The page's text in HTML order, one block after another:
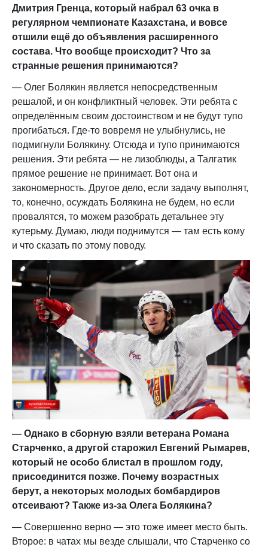
Дмитрия Гренца, который набрал 63 очка в
регулярном чемпионате Казахстана, и вовсе
отшили ещё до объявления расширенного
состава. Что вообще происходит? Что за
странные решения принимаются?
— Олег Болякин является непосредственным
решалой, и он конфликтный человек. Эти ребята с
определённым своим достоинством и не будут тупо
прогибаться. Где-то вовремя не улыбнулись, не
подмигнули Болякину. Отсюда и тупо принимаются
решения. Эти ребята — не лизоблюды, а Талгатик
прямое решение не принимает. Вот она и
закономерность. Другое дело, если задачу выполнят,
то, конечно, осуждать Болякина не будем, но если
провалятся, то можем разобрать детальнее эту
кутерьму. Думаю, люди поднимутся — там есть кому
и что сказать по этому поводу.
— Однако в сборную взяли ветерана Романа
Старченко, а другой старожил Евгений Рымарев,
который не особо блистал в прошлом году,
присоединится позже. Почему возрастных
берут, а некоторых молодых бомбардиров
отсеивают? Также из-за Олега Болякина?
— Совершенно верно — это тоже имеет место быть.
Второе: в чатах мы везде слышали, что Старченко со